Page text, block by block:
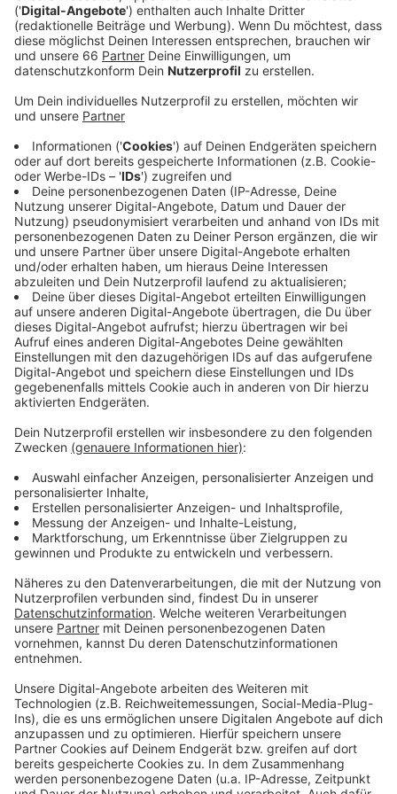
Corona-Infektionszahlen. Unklar ist, ob es heute
unmittelbar nach dem Karnevals-Gipfel auch schon
Regelungen geben wird. Auf das Thema Karneval
angesprochen, sagte OB Keller vor ein paar Tagen:
Karnevalsveranstaltungen kritisch. Er bezog sich
Möhnesturm zu Altweiber.
Veröffentlicht:Montag, 07.02.2022 13:34
Anzeige
In den vergangenen Wochen hatte es immer wieder
Diskussionen gegeben. Dabei wurde kritisiert, dass es
bis jetzt keine verbindlichen Regelungen für den
Straßenkarneval gibt. Wegen der Pandemie hatten
viele Vereine ihre Umzüge abgesagt. Ein klares Verbot
gibt es aber nicht.
Anzeige
Weitere Infos und Links zum Thema
Anzeige
Hier informiert das Comitee Düsseldorfer
Carneval
Seite des BDK
Anzeige